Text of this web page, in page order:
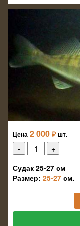
Цена 2 000 ₽ шт.
Судак 25-27 см
Размер: 25-27 см.